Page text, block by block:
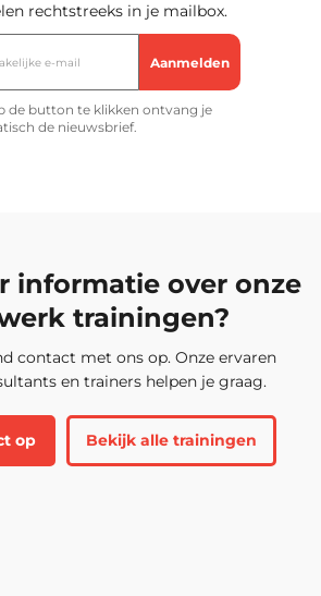
rechtstreeks in je mailbox.
de button te klikken ontvang je
de nieuwsbrief.
informatie over onze
trainingen?
contact met ons op. Onze ervaren
en trainers helpen je graag.
op Bekijk alle trainingen